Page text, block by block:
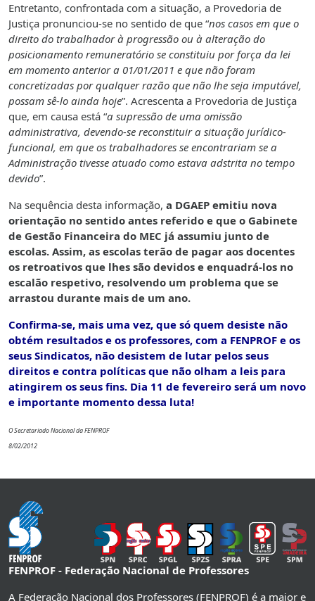
Entretanto, confrontada com a situação, a Provedoria de
Justiça pronunciou-se no sentido de que “nos casos em que o
direito do trabalhador à progressão ou à alteração do
posicionamento remuneratório se constituiu por força da lei
em momento anterior a 01/01/2011 e que não foram
concretizadas por qualquer razão que não lhe seja imputável,
possam sê-lo ainda hoje”. Acrescenta a Provedoria de Justiça
que, em causa está “a supressão de uma omissão
administrativa, devendo-se reconstituir a situação jurídico-
funcional, em que os trabalhadores se encontrariam se a
Administração tivesse atuado como estava adstrita no tempo
devido”.
Na sequência desta informação, a DGAEP emitiu nova
orientação no sentido antes referido e que o Gabinete
de Gestão Financeira do MEC já assumiu junto de
escolas. Assim, as escolas terão de pagar aos docentes
os retroativos que lhes são devidos e enquadrá-los no
escalão respetivo, resolvendo um problema que se
arrastou durante mais de um ano.
Confirma-se, mais uma vez, que só quem desiste não
obtém resultados e os professores, com a FENPROF e os
seus Sindicatos, não desistem de lutar pelos seus
direitos e contra políticas que não olham a leis para
atingirem os seus fins. Dia 11 de fevereiro será um novo
e importante momento dessa luta!
O Secretariado Nacional da FENPROF
8/02/2012
FENPROF - Federação Nacional de Professores
A Federação Nacional dos Professores (FENPROF) é a maior e